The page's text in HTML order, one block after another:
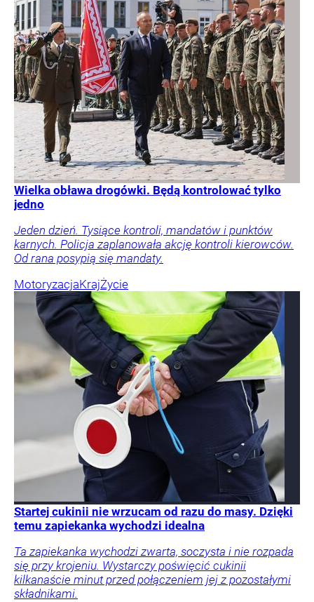
Wielka obława drogówki. Będą kontrolować tylko
jedno
Jeden dzień. Tysiące kontroli, mandatów i punktów
karnych. Policja zaplanowała akcję kontroli kierowców.
Od rana posypią się mandaty.
MotoryzacjaKrajŻycie
Startej cukinii nie wrzucam od razu do masy. Dzięki
temu zapiekanka wychodzi idealna
Ta zapiekanka wychodzi zwarta, soczysta i nie rozpada
się przy krojeniu. Wystarczy poświęcić cukinii
kilkanaście minut przed połączeniem jej z pozostałymi
składnikami.